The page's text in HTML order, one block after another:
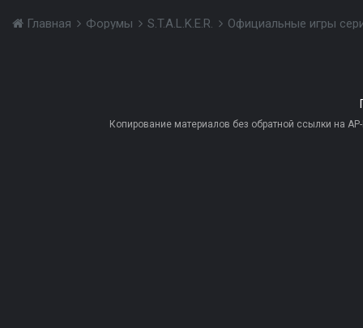
Главная Форумы S.T.A.L.K.E.R. Официальные игры
Копирование материалов без обратной ссылки на